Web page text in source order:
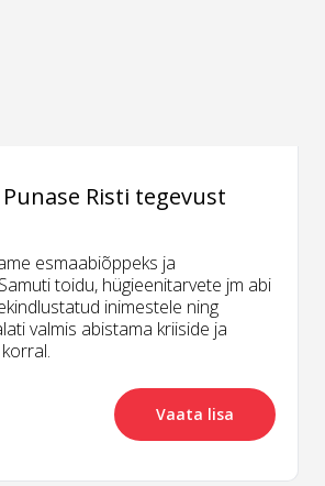
Risti tegevust
esmaabiõppeks ja
toidu, hügieenitarvete jm abi
inimestele ning
valmis abistama kriiside ja
Vaata lisa